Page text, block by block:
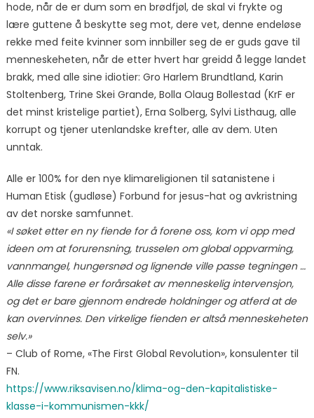
hode, når de er dum som en brødfjøl, de skal vi frykte og
lære guttene å beskytte seg mot, dere vet, denne endeløse
rekke med feite kvinner som innbiller seg de er guds gave til
menneskeheten, når de etter hvert har greidd å legge landet
brakk, med alle sine idiotier: Gro Harlem Brundtland, Karin
Stoltenberg, Trine Skei Grande, Bolla Olaug Bollestad (KrF er
det minst kristelige partiet), Erna Solberg, Sylvi Listhaug, alle
korrupt og tjener utenlandske krefter, alle av dem. Uten
unntak.
Alle er 100% for den nye klimareligionen til satanistene i
Human Etisk (gudløse) Forbund for jesus-hat og avkristning
av det norske samfunnet.
«I søket etter en ny fiende for å forene oss, kom vi opp med
ideen om at forurensning, trusselen om global oppvarming,
vannmangel, hungersnød og lignende ville passe tegningen …
Alle disse farene er forårsaket av menneskelig intervensjon,
og det er bare gjennom endrede holdninger og atferd at de
kan overvinnes. Den virkelige fienden er altså menneskeheten
selv.»
– Club of Rome, «The First Global Revolution», konsulenter til
FN.
https://www.riksavisen.no/klima-og-den-kapitalistiske-
klasse-i-kommunismen-kkk/